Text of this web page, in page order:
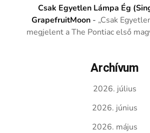
Csak Egyetlen Lámpa Ég
GrapefruitMoon - „Csak
megjelent a The Pontiac első
Archívum
2026. július
2026. június
2026. május